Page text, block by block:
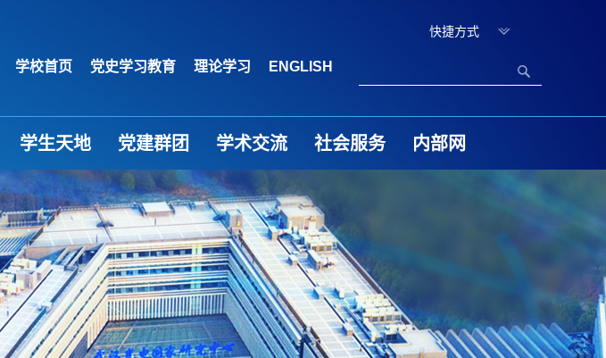
快捷方式
学校首页 党史学习教育 理论学习 ENGLISH
学生天地 党建群团 学术交流 社会服务 内部网